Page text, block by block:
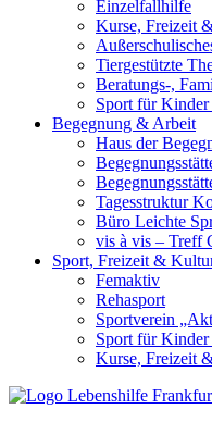
Einzelfallhilfe
Kurse, Freizeit
Tiergestützte
Beratungs-,
Sport für Kinder
Begegnung & Arbeit
Haus der
Tagesstruktur
Büro Leichte
vis à vis – Treff
Sport, Freizeit &
Femaktiv
Rehasport
Sportverein
Sport für Kinder
Kurse, Freizeit